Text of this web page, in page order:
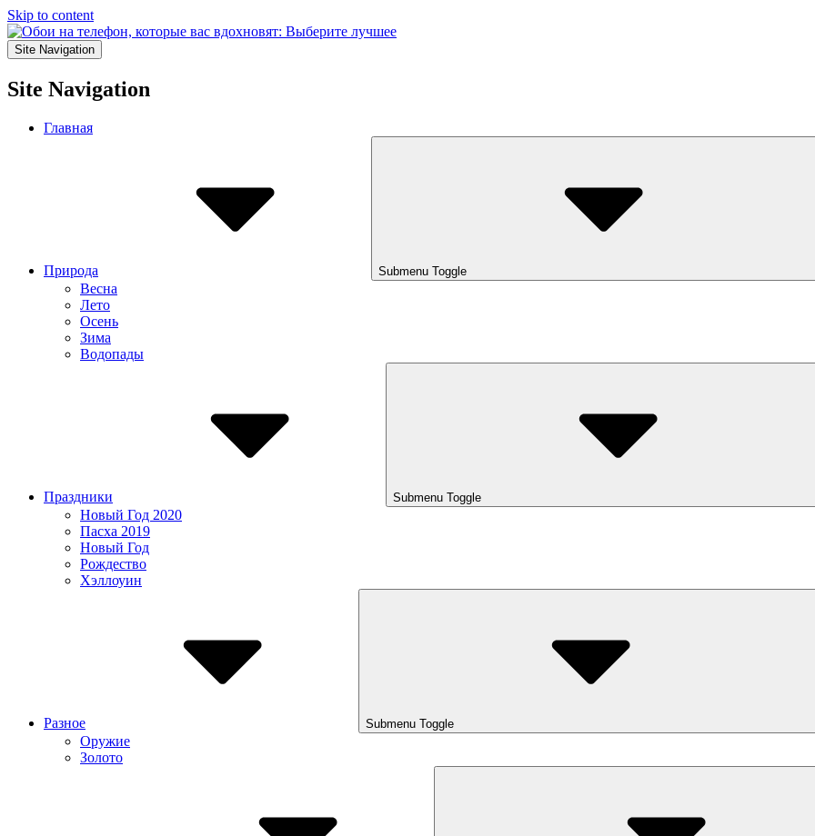
Skip to content
Site Navigation
Site Navigation
Главная
Природа Submenu Toggle
Весна
Лето
Осень
Зима
Водопады
Праздники Submenu Toggle
Новый Год 2020
Пасха 2019
Новый Год
Рождество
Хэллоуин
Разное Submenu Toggle
Оружие
Золото